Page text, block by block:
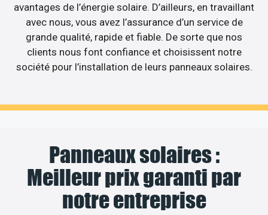
avantages de l’énergie solaire. D’ailleurs, en travaillant
avec nous, vous avez l’assurance d’un service de
grande qualité, rapide et fiable. De sorte que nos
clients nous font confiance et choisissent notre
société pour l’installation de leurs panneaux solaires.
Panneaux solaires :
Meilleur prix garanti par
notre entreprise